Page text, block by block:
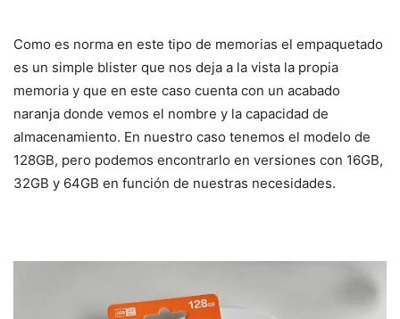
Como es norma en este tipo de memorias el empaquetado
es un simple blister que nos deja a la vista la propia
memoria y que en este caso cuenta con un acabado
naranja donde vemos el nombre y la capacidad de
almacenamiento. En nuestro caso tenemos el modelo de
128GB, pero podemos encontrarlo en versiones con 16GB,
32GB y 64GB en función de nuestras necesidades.